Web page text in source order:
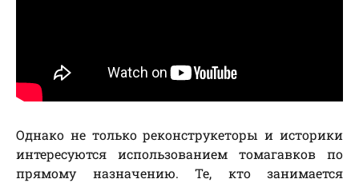
Однако не только реконструкеторы и историки
интересуются использованием томагавков по
прямому назначению. Те, кто занимается